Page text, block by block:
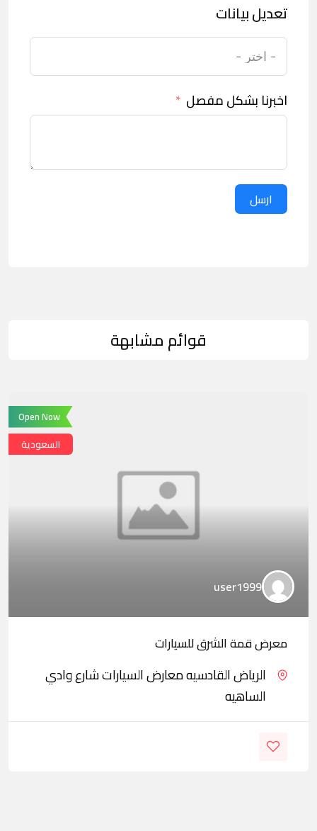
تعديل بيانات
اخبرنا بشكل مفصل
ارسل
قوائم مشابهة
Open Now
السعودية
user1999
معرض قمة الشرق للسيارات
الرياض القادسيه معارض السيارات شارع وادي
الساهيه